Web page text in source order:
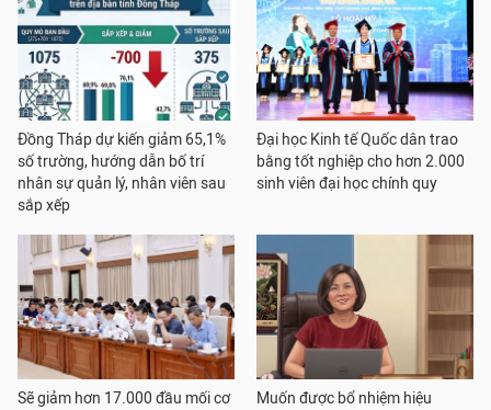
Đồng Tháp dự kiến giảm 65,1%
số trường, hướng dẫn bố trí
nhân sự quản lý, nhân viên sau
sắp xếp
Đại học Kinh tế Quốc dân trao
bằng tốt nghiệp cho hơn 2.000
sinh viên đại học chính quy
Sẽ giảm hơn 17.000 đầu mối cơ
Muốn được bổ nhiệm hiệu